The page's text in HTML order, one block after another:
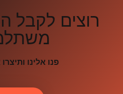
רוצים לקבל
פנו אלינו